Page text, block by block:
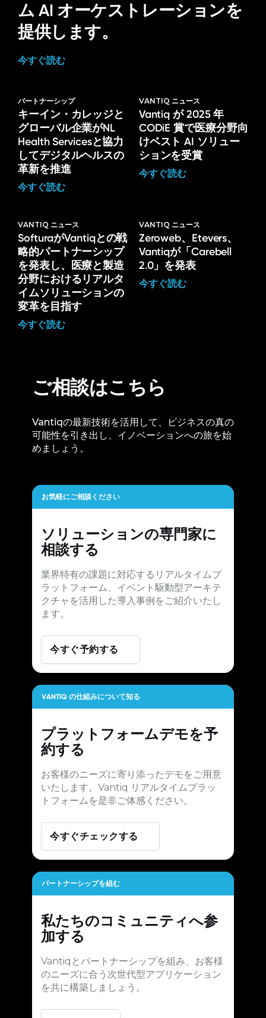
ム AI オーケストレーションを
提供します。
今すぐ読む
パートナーシップ
キーイン・カレッジと
グローバル企業がNL
Health Servicesと協力
してデジタルヘルスの
革新を推進
今すぐ読む
VANTIQ ニュース
Vantiq が 2025 年
CODiE 賞で医療分野向
けベスト AI ソリュー
ションを受賞
今すぐ読む
VANTIQ ニュース
SofturaがVantiqとの戦
略的パートナーシップ
を発表し、医療と製造
分野におけるリアルタ
イムソリューションの
変革を目指す
今すぐ読む
VANTIQ ニュース
Zeroweb、Etevers、
Vantiqが「Carebell
2.0」を発表
今すぐ読む
ご相談はこちら
Vantiqの最新技術を活用して、ビジネスの真の
可能性を引き出し、イノベーションへの旅を始
めましょう。
お気軽にご相談ください
ソリューションの専門家に
相談する
業界特有の課題に対応するリアルタイムプ
ラットフォーム、イベント駆動型アーキテ
クチャを活用した導入事例をご紹介いたし
ます。
今すぐ予約する
VANTIQ の仕組みについて知る
プラットフォームデモを予
約する
お客様のニーズに寄り添ったデモをご用意
いたします。Vantiq リアルタイムプラッ
トフォームを是非ご体感ください。
今すぐチェックする
パートナーシップを組む
私たちのコミュニティへ参
加する
Vantiqとパートナーシップを組み、お客様
のニーズに合う次世代型アプリケーション
を共に構築しましょう。